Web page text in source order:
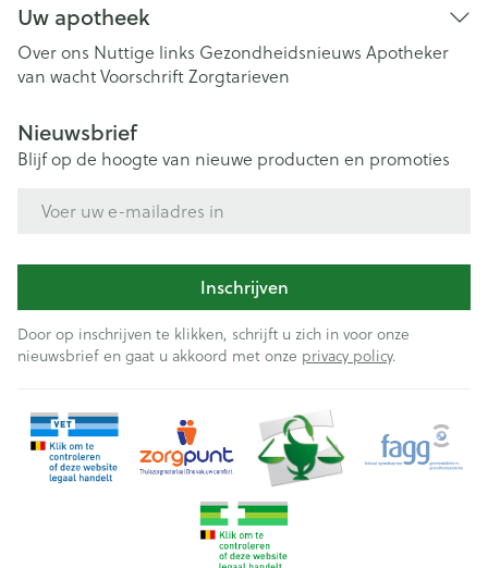
Uw apotheek
Over ons Nuttige links Gezondheidsnieuws Apotheker
van wachtVoorschriftZorgtarieven
Nieuwsbrief
Blijf op de hoogte van nieuwe producten en promoties
Inschrijven
Door op inschrijven te klikken, schrijft u zich in voor onze
nieuwsbrief en gaat u akkoord met onze privacy policy.